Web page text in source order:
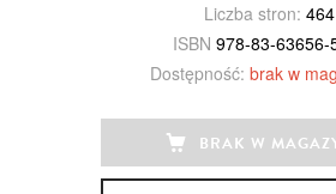
Liczba stron: 464
ISBN 978-83-63656-
Dostępność: brak w
BRAK W